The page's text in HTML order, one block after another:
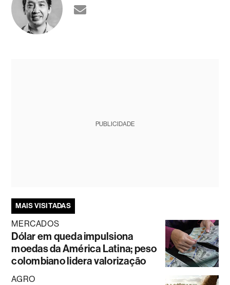
PUBLICIDADE
MAIS VISITADAS
MERCADOS
Dólar em queda impulsiona
moedas da América Latina; peso
colombiano lidera valorização
AGRO